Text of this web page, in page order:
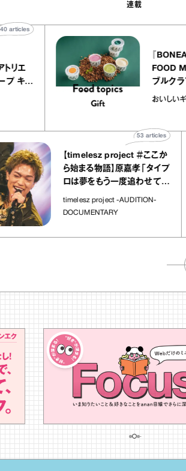
連載
リー アトリエ
ルクレープ キャ
40
【timelesz project ＃ここか
ら始まる物語】原嘉孝「タイプ
ロは夢をもう一度追わせてく
れた場所」
timelesz project -AUDITION-
DOCUMENTARY
articles